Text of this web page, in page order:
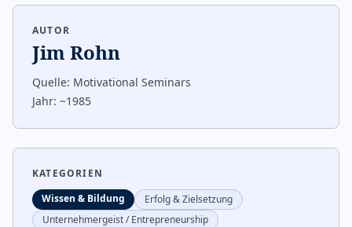
AUTOR
Jim Rohn
Quelle: Motivational Seminars
Jahr: ~1985
KATEGORIEN
Wissen & Bildung
Erfolg & Zielsetzung
Unternehmergeist / Entrepreneurship